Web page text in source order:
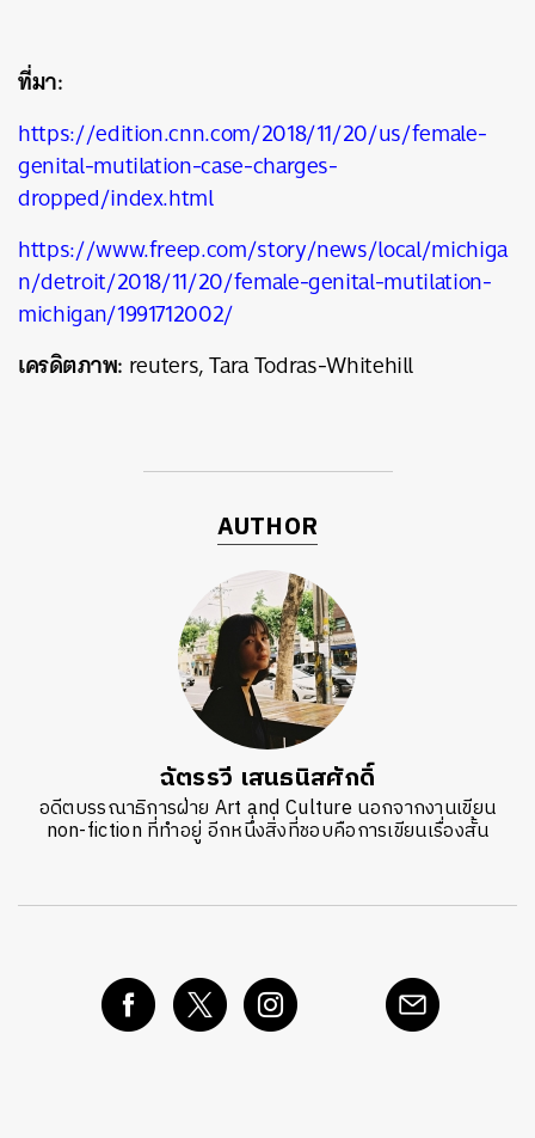
ที่มา:
https://edition.cnn.com/2018/11/20/us/female-
genital-mutilation-case-charges-
dropped/index.html
https://www.freep.com/story/news/local/michiga
n/detroit/2018/11/20/female-genital-mutilation-
michigan/1991712002/
เครดิตภาพ: reuters,Tara Todras-Whitehill
AUTHOR
ฉัตรรวี เสนธนิสศักดิ์
อดีตบรรณาธิการฝ่าย Art and Culture นอกจากงานเขียน
non-fiction ที่ทำอยู่ อีกหนึ่งสิ่งที่ชอบคือการเขียนเรื่องสั้น